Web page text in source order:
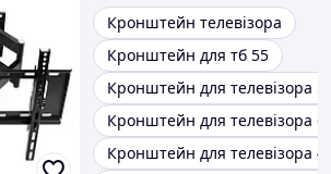
Кронштейн телевізора
Кронштейн для тб 55
Кронштейн для телевізора
Кронштейн для телевізора
Кронштейн для телевізора